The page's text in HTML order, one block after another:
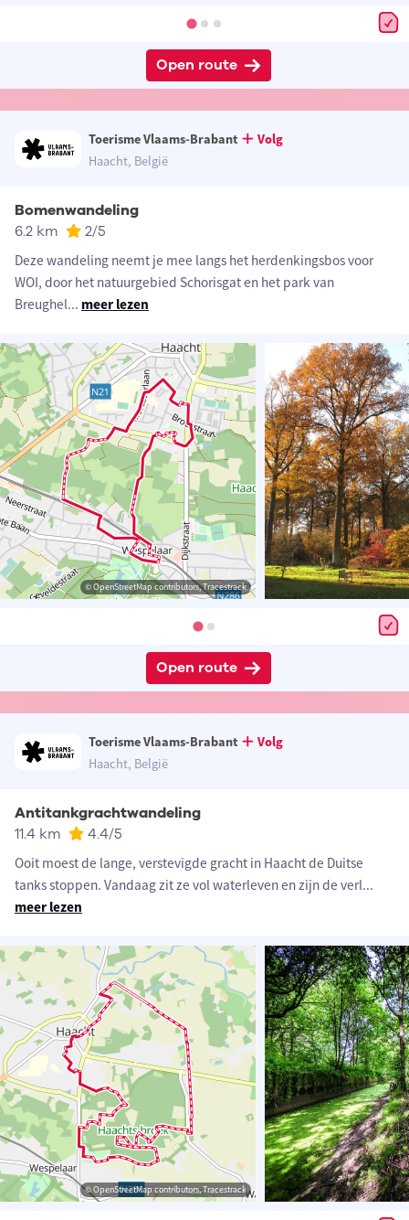
Open route
Toerisme Vlaams-Brabant
Volg
Haacht, België
Bomenwandeling
6.2 km 2/5
Deze wandeling neemt je mee langs het herdenkingsbos voor
WOI, door het natuurgebied Schorisgat en het park van
Breughel... meer lezen
© OpenStreetMap contributors, Tracestrack
Open route
Toerisme Vlaams-Brabant
Volg
Haacht, België
Antitankgrachtwandeling
11.4 km 4.4/5
Ooit moest de lange, verstevigde gracht in Haacht de Duitse
tanks stoppen. Vandaag zit ze vol waterleven en zijn de verl...
meer lezen
© OpenStreetMap contributors, Tracestrack